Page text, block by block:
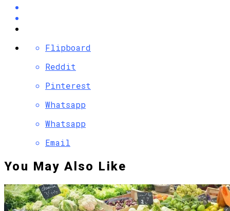
Flipboard
Reddit
Pinterest
Whatsapp
Whatsapp
Email
You May Also Like